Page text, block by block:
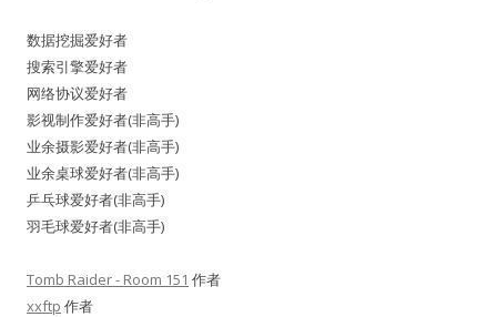
数据挖掘爱好者
搜索引擎爱好者
网络协议爱好者
影视制作爱好者(非高手)
业余摄影爱好者(非高手)
业余桌球爱好者(非高手)
乒乓球爱好者(非高手)
羽毛球爱好者(非高手)
Tomb Raider - Room 151 作者
xxftp 作者